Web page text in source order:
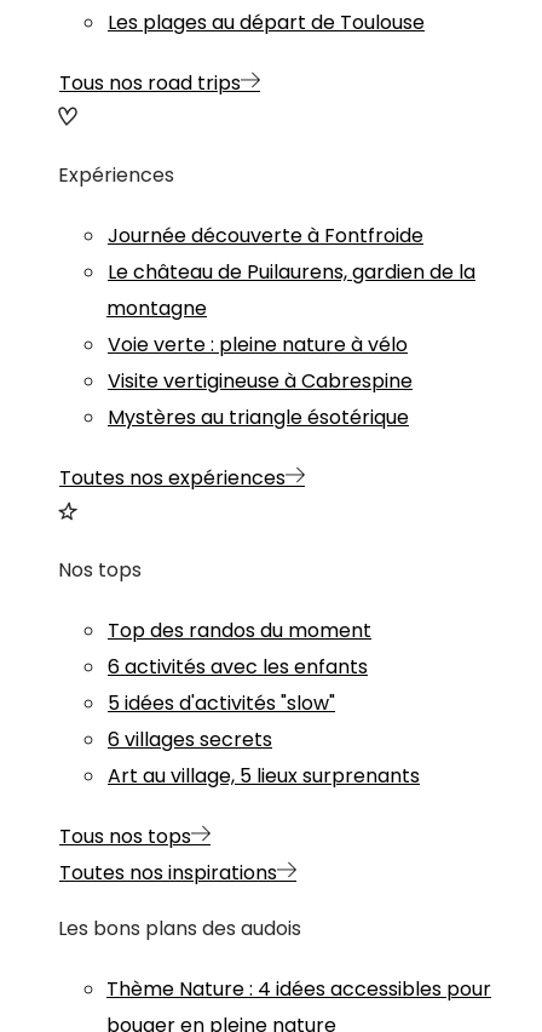
Les plages au départ de Toulouse
Tous nos road trips
Expériences
Journée découverte à Fontfroide
Le château de Puilaurens, gardien de la
montagne
Voie verte : pleine nature à vélo
Visite vertigineuse à Cabrespine
Mystères au triangle ésotérique
Toutes nos expériences
Nos tops
Top des randos du moment
6 activités avec les enfants
5 idées d'activités "slow"
6 villages secrets
Art au village, 5 lieux surprenants
Tous nos tops
Toutes nos inspirations
Les bons plans des audois
Thème Nature: 4 idées accessibles pour
bouger en pleine nature